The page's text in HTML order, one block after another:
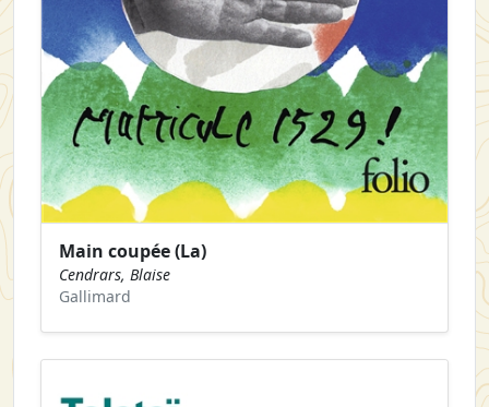
Main coupée (La)
Cendrars, Blaise
Gallimard